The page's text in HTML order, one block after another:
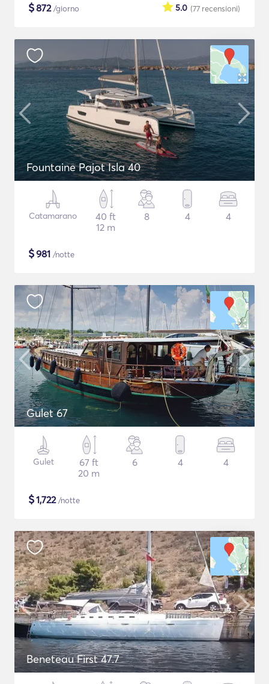
$872/giorno (77 recensioni)
5.0
Fountaine Pajot Isla 40
Catamarano
40 ft
12 m
8 4 4
$981 /notte
Gulet 67
Gulet
67 ft
20 m
6 4 4
$1,722/notte
Beneteau First 47.7